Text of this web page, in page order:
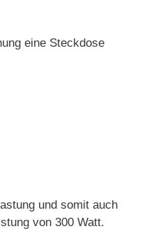
eine Steckdose
und somit auch
von 300 Watt.